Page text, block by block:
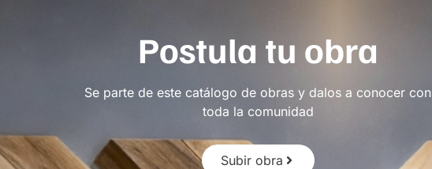
Postula tu obra
Se parte de este catálogo de obras y dalos a conocer con
toda la comunidad
Subir obra